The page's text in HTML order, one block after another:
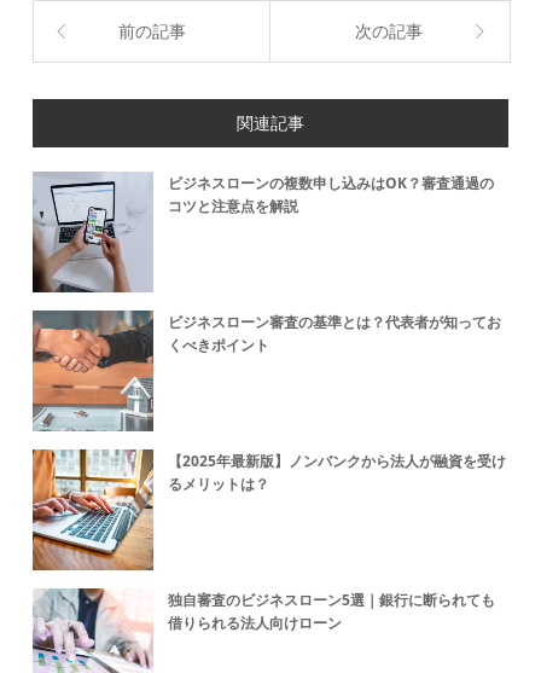
前の記事 次の記事
関連記事
ビジネスローンの複数申し込みはOK？審査通過の
コツと注意点を解説
ビジネスローン審査の基準とは？代表者が知ってお
くべきポイント
【2025年最新版】ノンバンクから法人が融資を受け
るメリットは？
独自審査のビジネスローン5選｜銀行に断られても
借りられる法人向けローン